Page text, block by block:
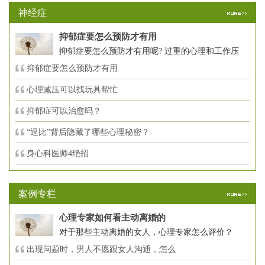
神经症
抑郁症要怎么预防才有用
抑郁症要怎么预防才有用呢? 过重的心理和工作压
抑郁症要怎么预防才有用
心理减压可以找玩具帮忙
抑郁症可以治愈吗？
“逗比”背后隐藏了哪些心理秘密？
身心科医师4绝招
案例专栏
心理专家如何看主动离婚的
对于那些主动离婚的女人，心理专家怎么评价？
出现问题时，男人不愿跟女人沟通，怎么